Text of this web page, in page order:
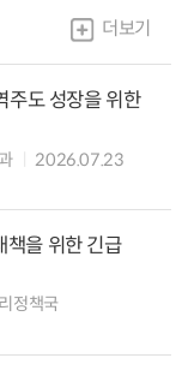
더보기
주도 성장을 위한
2026.07.23
책을 위한 긴급
정책국